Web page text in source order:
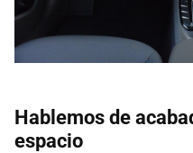
Hablemos de
espacio